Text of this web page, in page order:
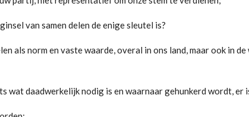
van samen delen de enige sleutel is?
als norm en vaste waarde, overal in ons land, maar ook in
wat daadwerkelijk nodig is en waarnaar gehunkerd wordt, er